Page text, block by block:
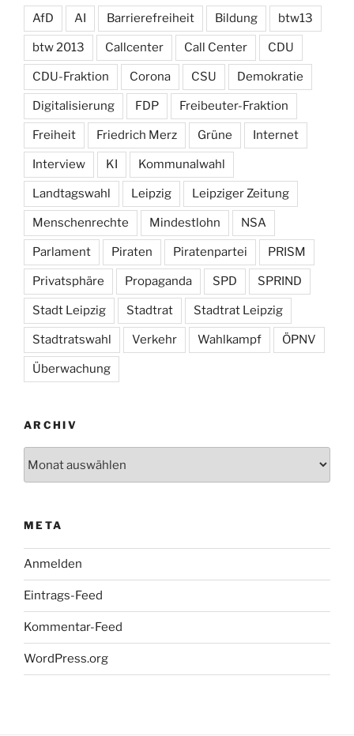
AfD AI Barrierefreiheit Bildung btw13
btw 2013 Callcenter Call Center CDU
CDU-Fraktion Corona CSU Demokratie
Digitalisierung FDP Freibeuter-Fraktion
Freiheit Friedrich Merz Grüne Internet
Interview KI Kommunalwahl
Landtagswahl Leipzig Leipziger Zeitung
Menschenrechte Mindestlohn NSA
Parlament Piraten Piratenpartei PRISM
Privatsphäre Propaganda SPD SPRIND
Stadt Leipzig Stadtrat Stadtrat Leipzig
Stadtratswahl Verkehr Wahlkampf ÖPNV
Überwachung
ARCHIV
META
Anmelden
Eintrags-Feed
Kommentar-Feed
WordPress.org